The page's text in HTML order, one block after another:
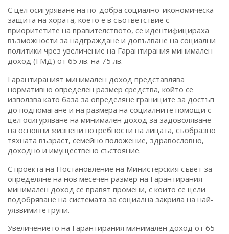
С цел осигуряване на по-добра социално-икономическа
защита на хората, което е в съответствие с
приоритетите на правителството, се идентифицираха
възможности за надграждане и допълване на социални
политики чрез увеличение на Гарантирания минимален
доход (ГМД) от 65 лв. на 75 лв.
Гарантираният минимален доход представлява
нормативно определен размер средства, който се
използва като база за определяне границите за достъп
до подпомагане и на размера на социалните помощи с
цел осигуряване на минимален доход за задоволяване
на основни жизнени потребности на лицата, съобразно
тяхната възраст, семейно положение, здравословно,
доходно и имуществено състояние.
С проекта на Постановление на Министерския съвет за
определяне на нов месечен размер на Гарантирания
минимален доход се правят промени, с които се цели
подобряване на системата за социална закрила на най-
уязвимите групи.
Увеличението на Гарантирания минимален доход от 65